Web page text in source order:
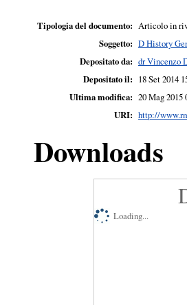
Tipologia del documento: Articolo in
Soggetto: D History
Depositato da: dr Vincenzo
Depositato il: 18 Set 2014
Ultima modifica: 20 Mag 2015
URI: http://
Downloads
Loading...